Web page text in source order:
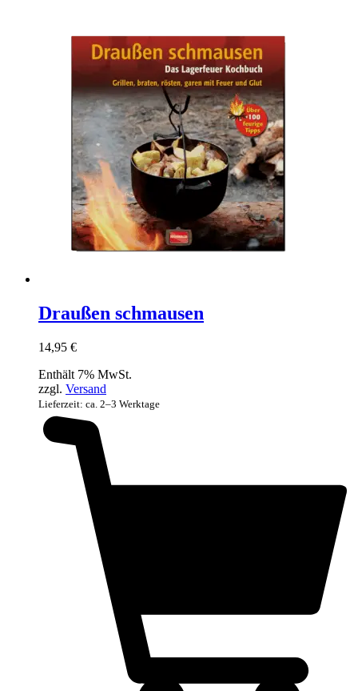
Draußen schmausen
14,95 €
Enthält 7% MwSt.
zzgl. Versand
Lieferzeit: ca. 2–3 Werktage